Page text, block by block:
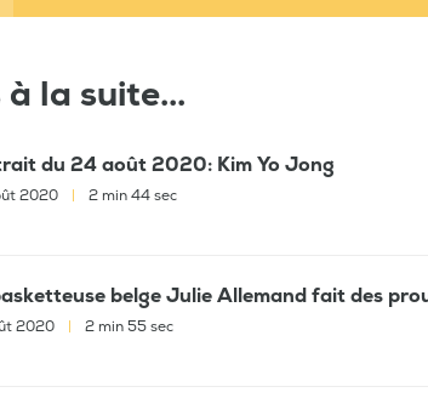
à la suite...
du 24 août 2020: Kim Yo Jong
2020 | 2 min 44 sec
belge Julie Allemand fait des
2020 | 2 min 55 sec